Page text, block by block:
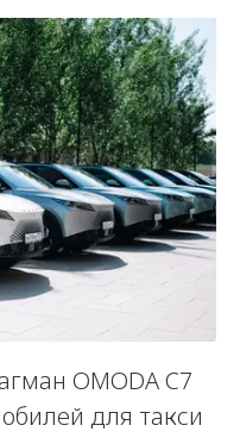
OMODA C7
для такси